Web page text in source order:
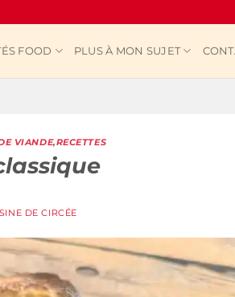
FOOD PLUS À MON SUJET
VIANDE,RECETTES
DE CIRCÉE